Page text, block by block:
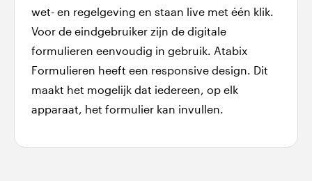
wet- en regelgeving en staan live met één klik.
Voor de eindgebruiker zijn de digitale
formulieren eenvoudig in gebruik. Atabix
Formulieren heeft een responsive design. Dit
maakt het mogelijk dat iedereen, op elk
apparaat, het formulier kan invullen.